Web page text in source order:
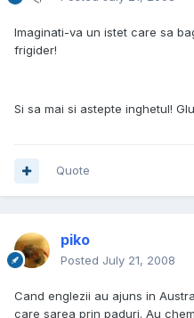
Imaginati-va un istet care sa
frigider!
Si sa mai si astepte inghetul!
Quote
piko
Posted July 21, 2008
Cand englezii au ajuns in
care sarea prin paduri. Au